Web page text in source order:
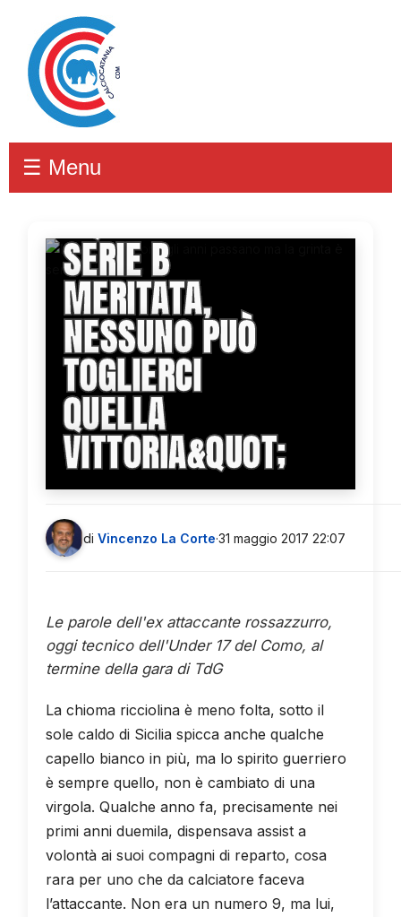
☰ MenuCICCONI:
SERIE B
MERITATA,
NESSUNO PUÒ
TOGLIERCI
QUELLA
VITTORIA&QUOT;
di Vincenzo La Corte·31 maggio 2017 22:07
Le parole dell'ex attaccante rossazzurro,
oggi tecnico dell'Under 17 del Como, al
termine della gara di TdG
La chioma ricciolina è meno folta, sotto il
sole caldo di Sicilia spicca anche qualche
capello bianco in più, ma lo spirito guerriero
è sempre quello, non è cambiato di una
virgola. Qualche anno fa, precisamente nei
primi anni duemila, dispensava assist a
volontà ai suoi compagni di reparto, cosa
rara per uno che da calciatore faceva
l’attaccante. Non era un numero 9, ma lui,